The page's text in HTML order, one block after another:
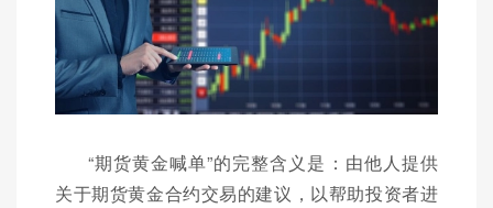
“期货黄金喊单”的完整含义是：由他人提供
关于期货黄金合约交易的建议，以帮助投资者进